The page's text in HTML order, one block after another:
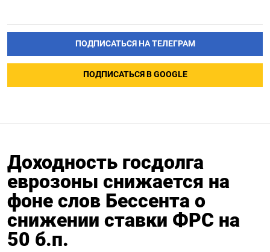
ПОДПИСАТЬСЯ НА ТЕЛЕГРАМ
ПОДПИСАТЬСЯ В GOOGLE
Доходность госдолга
еврозоны снижается на
фоне слов Бессента о
снижении ставки ФРС на
50 б.п.